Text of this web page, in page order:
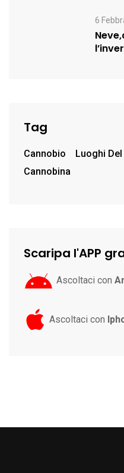
6
Tag
Cannobio Luoghi
Cannobina
Scaripa l'APP
Ascoltaci con
Ascoltaci con